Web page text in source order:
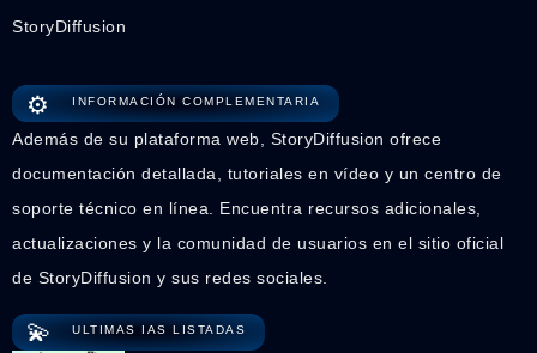
StoryDiffusion
⚙️ INFORMACIÓN COMPLEMENTARIA
Además de su plataforma web, StoryDiffusion ofrece
documentación detallada, tutoriales en vídeo y un centro de
soporte técnico en línea. Encuentra recursos adicionales,
actualizaciones y la comunidad de usuarios en el sitio oficial
de StoryDiffusion y sus redes sociales.
💫 ULTIMAS IAS LISTADAS